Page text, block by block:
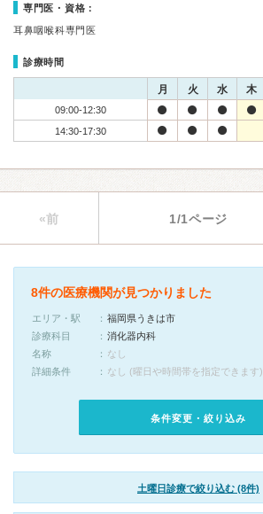
専門医・資格：
耳鼻咽喉科専門医
診療時間
月 火 水 木
09:00-12:30
14:30-17:30
«前 1/1ページ
8件の医療機関が見つかりました
エリア・駅
福岡県うきは市
診療科目
消化器内科
名称
なし
詳細条件
なし (曜日や時間帯を指定できます)
条件変更・絞り込み
土曜日診療で絞り込む (8件)